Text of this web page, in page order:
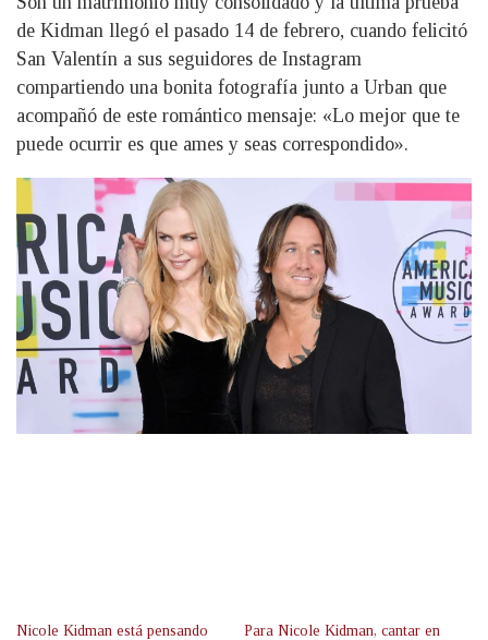
de Kidman llegó el pasado 14 de febrero, cuando felicitó
San Valentín a sus seguidores de Instagram
compartiendo una bonita fotografía junto a Urban que
acompañó de este romántico mensaje: «Lo mejor que te
puede ocurrir es que ames y seas correspondido».
Nicole Kidman está pensando
Para Nicole Kidman, cantar en